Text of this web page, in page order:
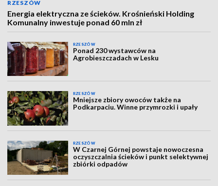
RZESZÓW
Energia elektryczna ze ścieków. Krośnieński Holding
Komunalny inwestuje ponad 60 mln zł
RZESZÓW
Ponad 230 wystawców na
Agrobieszczadach w Lesku
RZESZÓW
Mniejsze zbiory owoców także na
Podkarpaciu. Winne przymrozki i upały
RZESZÓW
W Czarnej Górnej powstaje nowoczesna
oczyszczalnia ścieków i punkt selektywnej
zbiórki odpadów